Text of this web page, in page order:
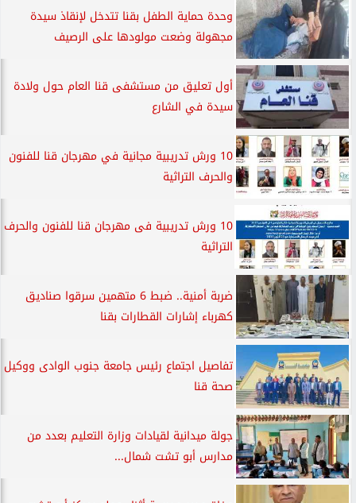
وحدة حماية الطفل بقنا تتدخل لإنقاذ سيدة
مجهولة وضعت مولودها على الرصيف
أول تعليق من مستشفى قنا العام حول ولادة
سيدة في الشارع
10 ورش تدريبية مجانية في مهرجان قنا للفنون
والحرف التراثية
10 ورش تدريبية فى مهرجان قنا للفنون والحرف
التراثية
ضربة أمنية.. ضبط 6 متهمين سرقوا صناديق
كهرباء إشارات القطارات بقنا
تفاصيل اجتماع رئيس جامعة جنوب الوادى ووكيل
صحة قنا
جولة ميدانية لقيادات وزارة التعليم بعدد من
مدارس أبو تشت شمال...